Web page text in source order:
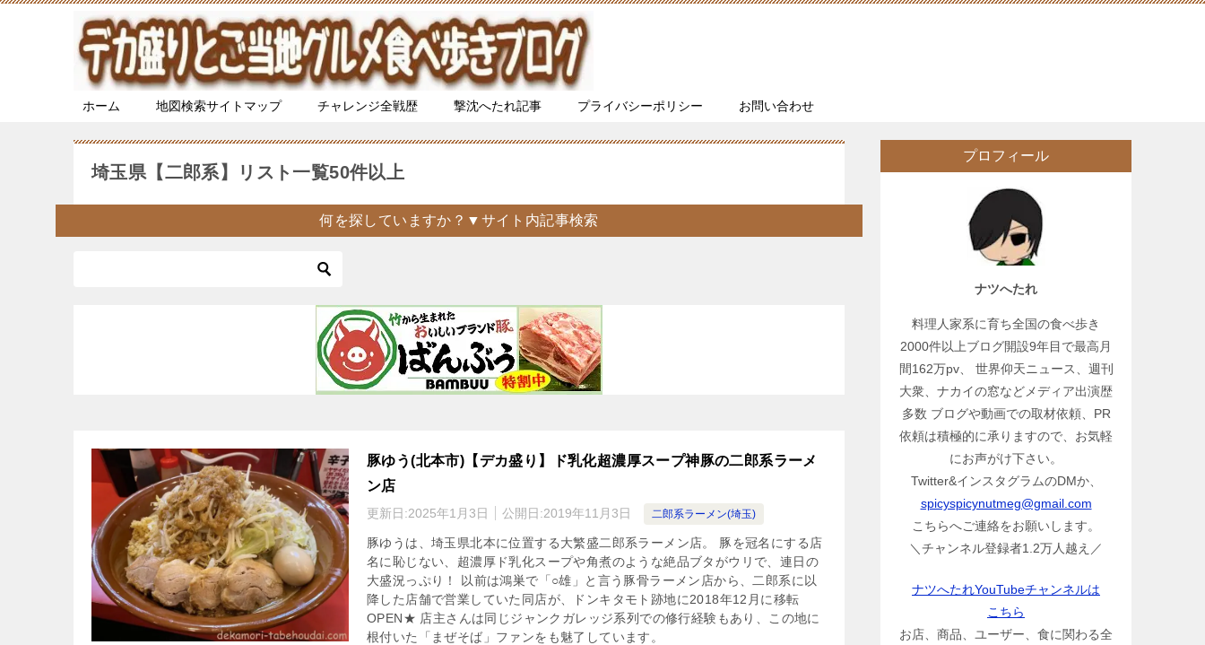
ホーム 地図検索サイトマップ チャレンジ全戦歴 撃沈へたれ記事 プライバシーポリシー お問い合わせ
埼玉県【二郎系】リスト一覧50件以上
何を探していますか？▼サイト内記事検索
豚ゆう(北本市)【デカ盛り】ド乳化超濃厚スープ神豚の二郎系ラーメ
ン店
更新日:2025年1月3日 公開日:2019年11月3日 二郎系ラーメン(埼玉)
豚ゆうは、埼玉県北本に位置する大繁盛二郎系ラーメン店。 豚を冠名にする店
名に恥じない、超濃厚ド乳化スープや角煮のような絶品ブタがウリで、連日の
大盛況っぷり！ 以前は鴻巣で「○雄」と言う豚骨ラーメン店から、二郎系に以
降した店舗で営業していた同店が、ドンキタモト跡地に2018年12月に移転
OPEN★ 店主さんは同じジャンクガレッジ系列での修行経験もあり、この地に
根付いた「まぜそば」ファンをも魅了しています。
プロフィール
ナツへたれ
料理人家系に育ち全国の食べ歩き
2000件以上ブログ開設9年目で最高月
間162万pv、 世界仰天ニュース、週刊
大衆、ナカイの窓などメディア出演歴
多数 ブログや動画での取材依頼、PR
依頼は積極的に承りますので、お気軽
にお声がけ下さい。
Twitter&インスタグラムのDMか、
spicyspicynutmeg@gmail.com
こちらへご連絡をお願いします。
＼チャンネル登録者1.2万人越え／
ナツへたれYouTubeチャンネルは
こちら
お店、商品、ユーザー、食に関わる全